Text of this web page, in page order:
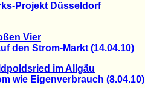
Projekt Düsseldorf
Vier
den Strom-Markt (14.04.10)
im Allgäu
wie Eigenverbrauch (8.04.10)